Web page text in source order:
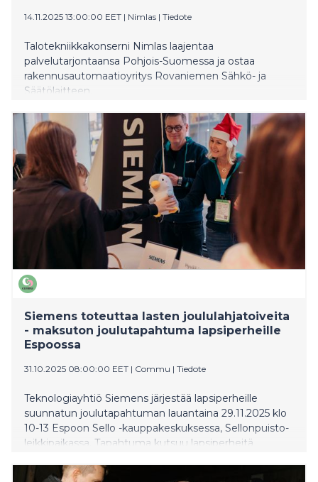
14.11.2025 13:00:00 EET | Nimlas | Tiedote
Talotekniikkakonserni Nimlas laajentaa
palvelutarjontaansa Pohjois-Suomessa ja ostaa
rakennusautomaatioyritys Rovaniemen Sähkö- ja
Säätölaitteen.
Siemens toteuttaa lasten joululahjatoiveita
- maksuton joulutapahtuma lapsiperheille
Espoossa
31.10.2025 08:00:00 EET | Commu | Tiedote
Teknologiayhtiö Siemens järjestää lapsiperheille
suunnatun joulutapahtuman lauantaina 29.11.2025 klo
10-13 Espoon Sello -kauppakeskuksessa, Sellonpuisto-
leikkipaikassa. Tapahtuma kutsuu lapsiperheitä
nauttimaan sydämellisestä yhdessäolosta.